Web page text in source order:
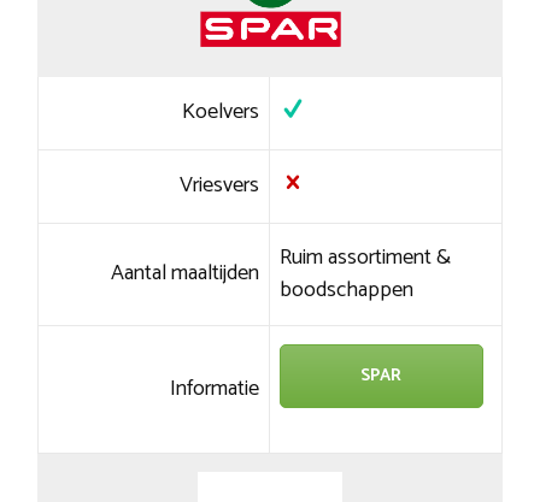
Koelvers
Vriesvers
Aantal maaltijden Ruim assortiment &
boodschappen
Informatie SPAR